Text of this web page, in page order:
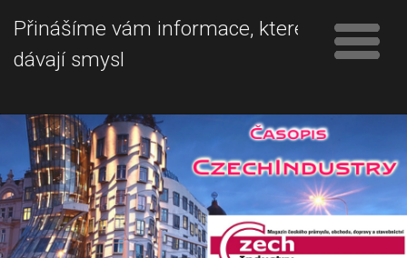
Přinášíme vám informace, které
dávají smysl